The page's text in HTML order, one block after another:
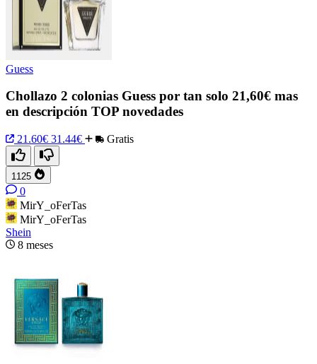
Guess
Chollazo 2 colonias Guess por tan solo 21,60€ mas
en descripción TOP novedades
21.60€ 31.44€ Gratis
1125
0
MirY_oFerTas
MirY_oFerTas
Shein
8 meses